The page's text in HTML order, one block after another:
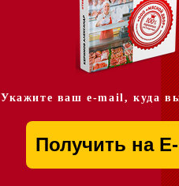
Укажите ваш e-mail, куда